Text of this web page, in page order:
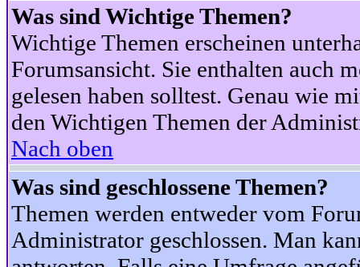
Was sind Wichtige Themen?
Wichtige Themen erscheinen
Forumsansicht. Sie enthalten auch
gelesen haben solltest. Genau wie
den Wichtigen Themen der
Nach oben
Was sind geschlossene Themen?
Themen werden entweder vom
Administrator geschlossen. Man